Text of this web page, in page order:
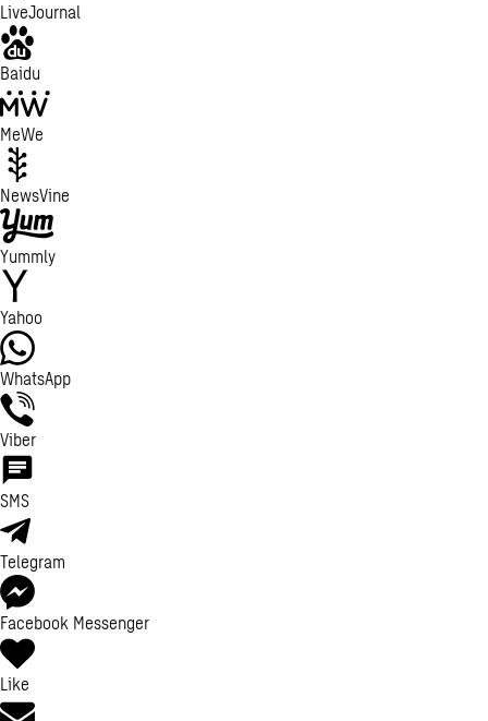
LiveJournal
Baidu
MeWe
NewsVine
Yummly
Yahoo
WhatsApp
Viber
SMS
Telegram
Facebook Messenger
Like